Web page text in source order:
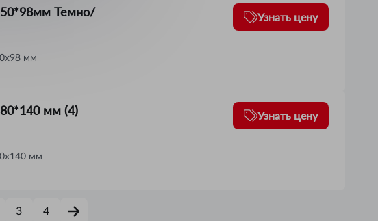
Темно/
мм
Узнать цену
мм (4)
мм
Узнать цену
3 4